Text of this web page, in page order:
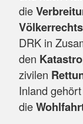
die
Völkerrechts
DRK in
den
zivilen
Inland
die